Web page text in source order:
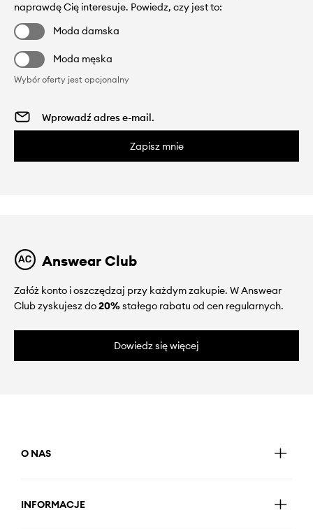
naprawdę Cię interesuje. Powiedz, czy jest to:
Moda damska
Moda męska
Wybór oferty jest opcjonalny
Zapisz mnie
Answear Club
Załóż konto i oszczędzaj przy każdym zakupie. W Answear
Club zyskujesz do20%stałego rabatu od cen regularnych.
Dowiedz się więcej
O NAS
INFORMACJE